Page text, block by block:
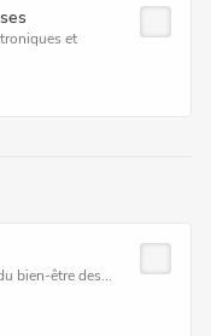
et
bien-être des...